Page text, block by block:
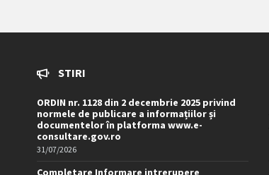
STIRI
ORDIN nr. 1128 din 2 decembrie 2025 privind
normele de publicare a informațiilor și
documentelor în platforma www.e-
consultare.gov.ro
31/07/2026